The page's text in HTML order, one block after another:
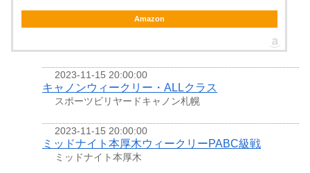
Amazon
2023-11-15 20:00:00
キャノンウィークリー・ALLクラス
スポーツビリヤードキャノン札幌
2023-11-15 20:00:00
ミッドナイト本厚木ウィークリーPABC級戦
ミッドナイト本厚木